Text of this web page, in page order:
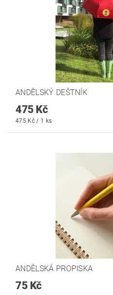
ANDĚLSKÝ DEŠTNÍK
475 Kč
475 Kč / 1 ks
ANDĚLSKÁ PROPISKA
75 Kč